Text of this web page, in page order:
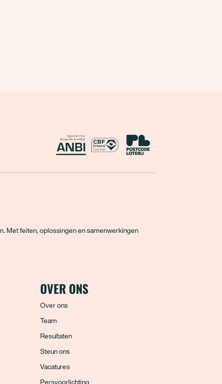
ANBI CBF Erkend Goed Doel
Nationale Postcode Loterij
Met feiten, oplossingen en samenwerkingen
OVER ONS
Over ons
Team
Resultaten
Steun ons
Vacatures
Persvoorlichting